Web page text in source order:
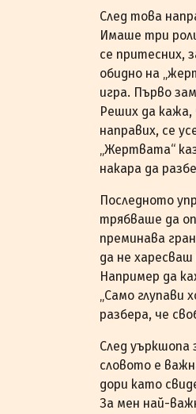
След това
Имаше три
се притесних,
обидно на
игра. Първо
Реших да
направих, се
„Жертвата“
накара да
Последното
трябваше да
преминава
да не
Например да
„Само глупави
разбера, че
След уъркшопа
словото е
дори като
За мен най-